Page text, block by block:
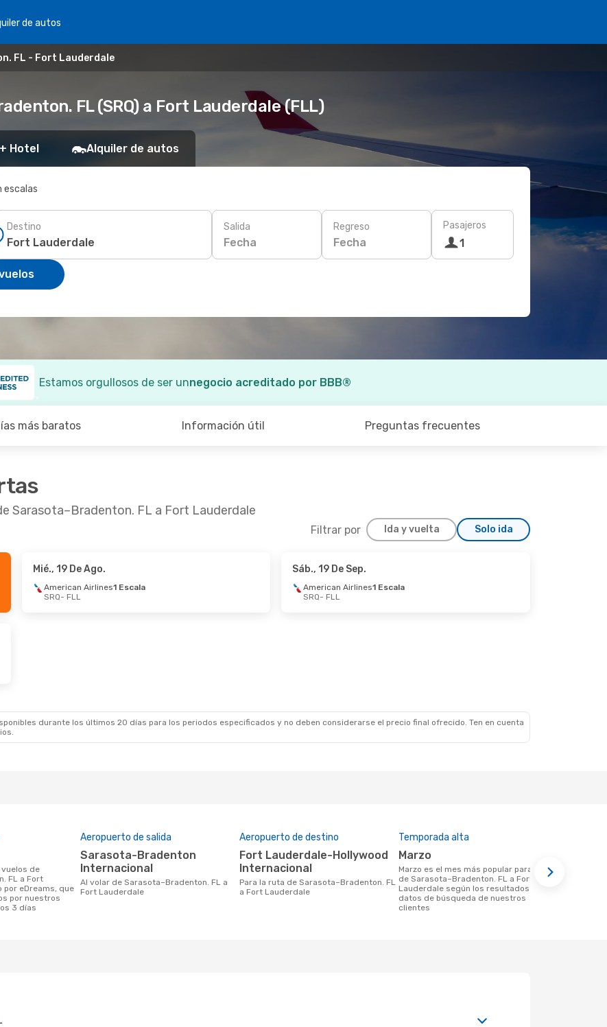
de autos
FL - Fort Lauderdale
FL (SRQ) a Fort Lauderdale (FLL)
Hotel Alquiler de autos
escalas
Destino Salida
Fecha
Regreso
Fecha
Pasajeros
1
Estamos orgullosos de ser unnegocio acreditado por BBB®
más baratos Información útil Preguntas frecuentes
Sarasota–Bradenton. FL a Fort Lauderdale
Filtrar por Ida y vuelta Solo ida
1 Escala
1 Escala
Mié., 19 De Ago.
American Airlines1 Escala
SRQ- FLL
Sáb., 19 De Sep.
American Airlines1 Escala
SRQ- FLL
durante los últimos 20 días para los periodos especificados y no deben considerarse el precio final ofrecido. Ten en cuenta
FL a Fort
eDreams, que
por nuestros
3 días
Aeropuerto de salida
Sarasota-Bradenton
Internacional
Al volar de Sarasota–Bradenton. FL a
Fort Lauderdale
Aeropuerto de destino
Fort Lauderdale-Hollywood
Internacional
Para la ruta de Sarasota–Bradenton. FL
a Fort Lauderdale
Temporada alta
marzo
marzo es el mes más popular para volar
de Sarasota–Bradenton. FL a Fort
Lauderdale según los resultados de los
datos de búsqueda de nuestros
clientes